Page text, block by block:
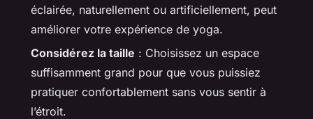
éclairée, naturellement ou artificiellement, peut
améliorer votre expérience de yoga.
Considérez la taille : Choisissez un espace
suffisamment grand pour que vous puissiez
pratiquer confortablement sans vous sentir à
l’étroit.